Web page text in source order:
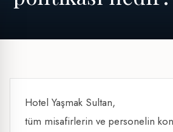
Hotel Yaşmak Sultan,
tüm misafirlerin ve personelin